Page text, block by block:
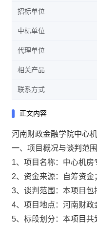
招标单位
中标单位
代理单位
相关产品
联系方式
正文内容
河南财政金融学院中心
一、项目概况与谈判范围
1、项目名称：中心机房
2、资金来源：自筹资金
3、谈判范围：本项目
4、项目地点：河南财政
5、标段划分：本项目共